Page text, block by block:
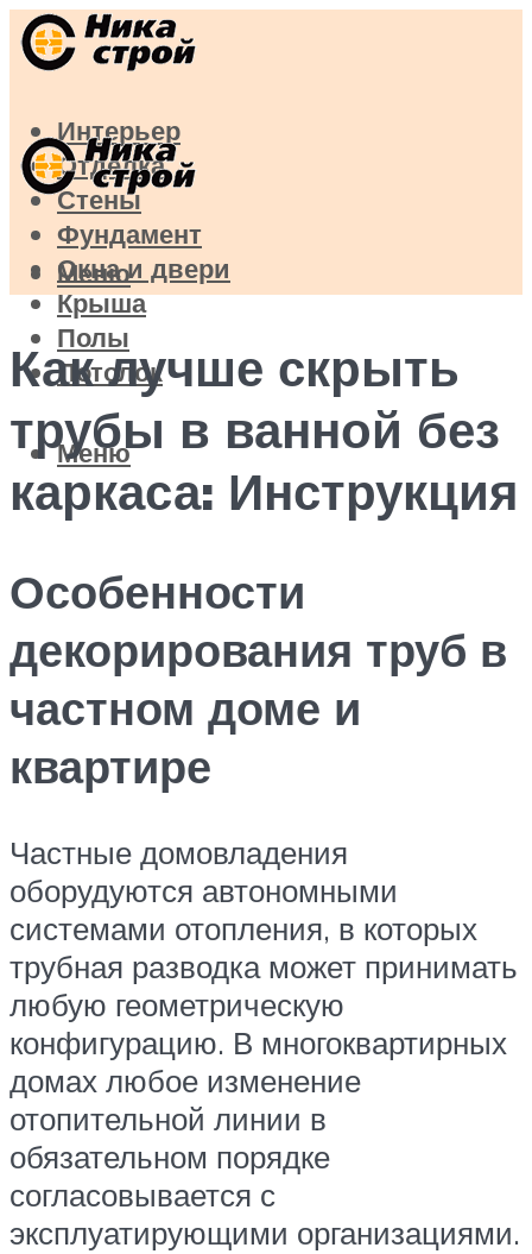
Интерьер
Отделка
Стены
Фундамент
Окна и двери
Крыша
Полы
Потолок
Меню
Меню
Как лучше скрыть
трубы в ванной без
каркаса: Инструкция
Особенности
декорирования труб в
частном доме и
квартире
Частные домовладения
оборудуются автономными
системами отопления, в которых
трубная разводка может принимать
любую геометрическую
конфигурацию. В многоквартирных
домах любое изменение
отопительной линии в
обязательном порядке
согласовывается с
эксплуатирующими организациями.